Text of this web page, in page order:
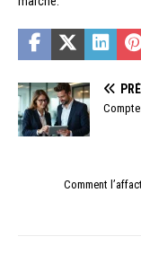
Comment